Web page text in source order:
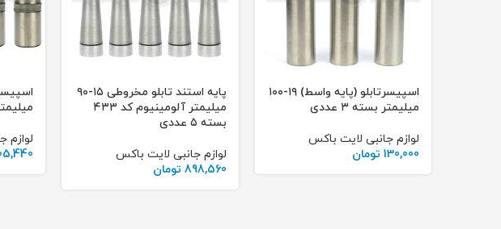
اسپیسرتابلو (پایه واسط) ۱۹-۱۰۰
میلیمتر بسته ۳ عددی
لوازم جانبی لایت باکس
130,000 تومان
پایه استند تابلو مخروطی ۱۵-۹۰
میلیمتر آلومینیوم کد ۴۳۳
بسته ۵ عددی
لوازم جانبی لایت باکس
898,560 تومان
میلیمتر
لوازم